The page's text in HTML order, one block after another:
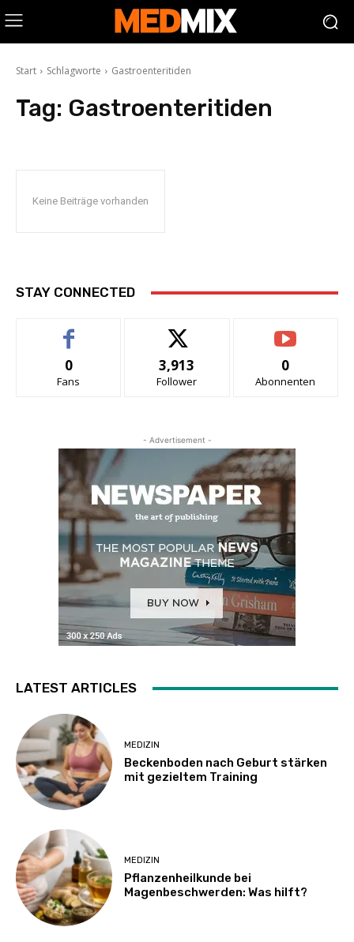
Start Schlagworte Gastroenteritiden
Tag: Gastroenteritiden
Keine Beiträge vorhanden
STAY CONNECTED
0
Fans
3,913
Follower
0
Abonnenten
- Advertisement -
LATEST ARTICLES
MEDIZIN
Beckenboden nach Geburt stärken
mit gezieltem Training
MEDIZIN
Pflanzenheilkunde bei
Magenbeschwerden: Was hilft?